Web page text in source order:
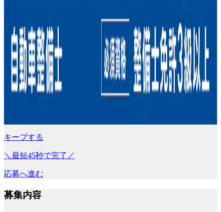
キープする
＼最短45秒で完了／
応募へ進む
募集内容